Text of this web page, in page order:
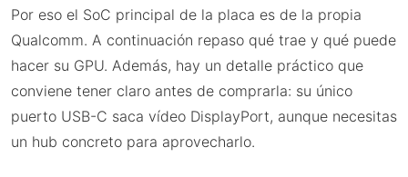
Por eso el SoC principal de la placa es de la propia
Qualcomm. A continuación repaso qué trae y qué puede
hacer su GPU. Además, hay un detalle práctico que
conviene tener claro antes de comprarla: su único
puerto USB-C saca vídeo DisplayPort, aunque necesitas
un hub concreto para aprovecharlo.